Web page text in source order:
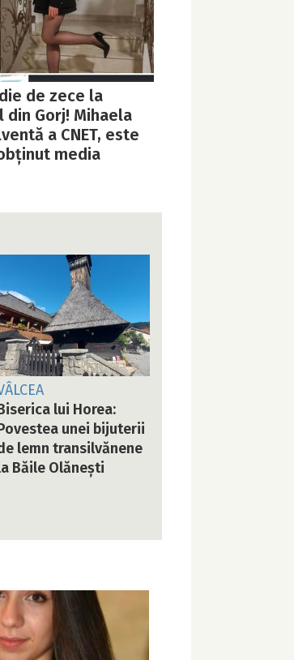
de zece la
din Gorj! Mihaela
a CNET, este
media
lui Horea:
unei bijuterii
lemn transilvănene
Băile Olănești